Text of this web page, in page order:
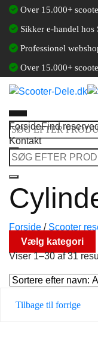
Fortsæt
indhold
Over 15.000+
Sikker e-handel hos
Professionel
Over 15.000+
Søg
efter:
Log ind / Opret en
ForsideFind
Kontakt
Søg
efter:
Forside / Scooter
Vælg kategori
Viser 1–30 af 31
Tilbage til forrige